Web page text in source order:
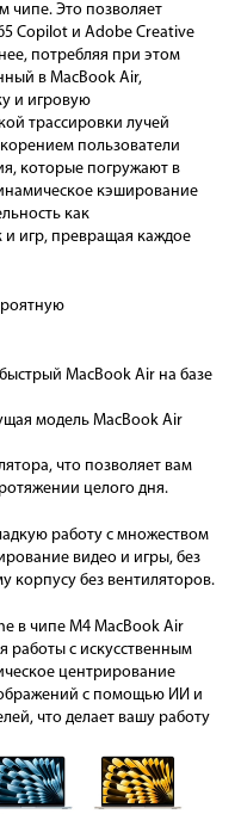
чипе. Это позволяет
Copilot и Adobe Creative
потребляя при этом
в MacBook Air,
и игровую
трассировки лучей
пользователи
которые погружают в
кэширование
как
игр, превращая каждое
MacBook Air на базе
модель MacBook Air
что позволяет вам
целого дня.
работу с множеством
видео и игры, без
корпусу без вентиляторов.
в чипе M4 MacBook Air
работы с искусственным
центрирование
с помощью ИИ и
что делает вашу работу